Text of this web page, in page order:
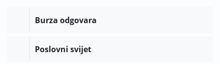
Burza odgovara
Poslovni svijet